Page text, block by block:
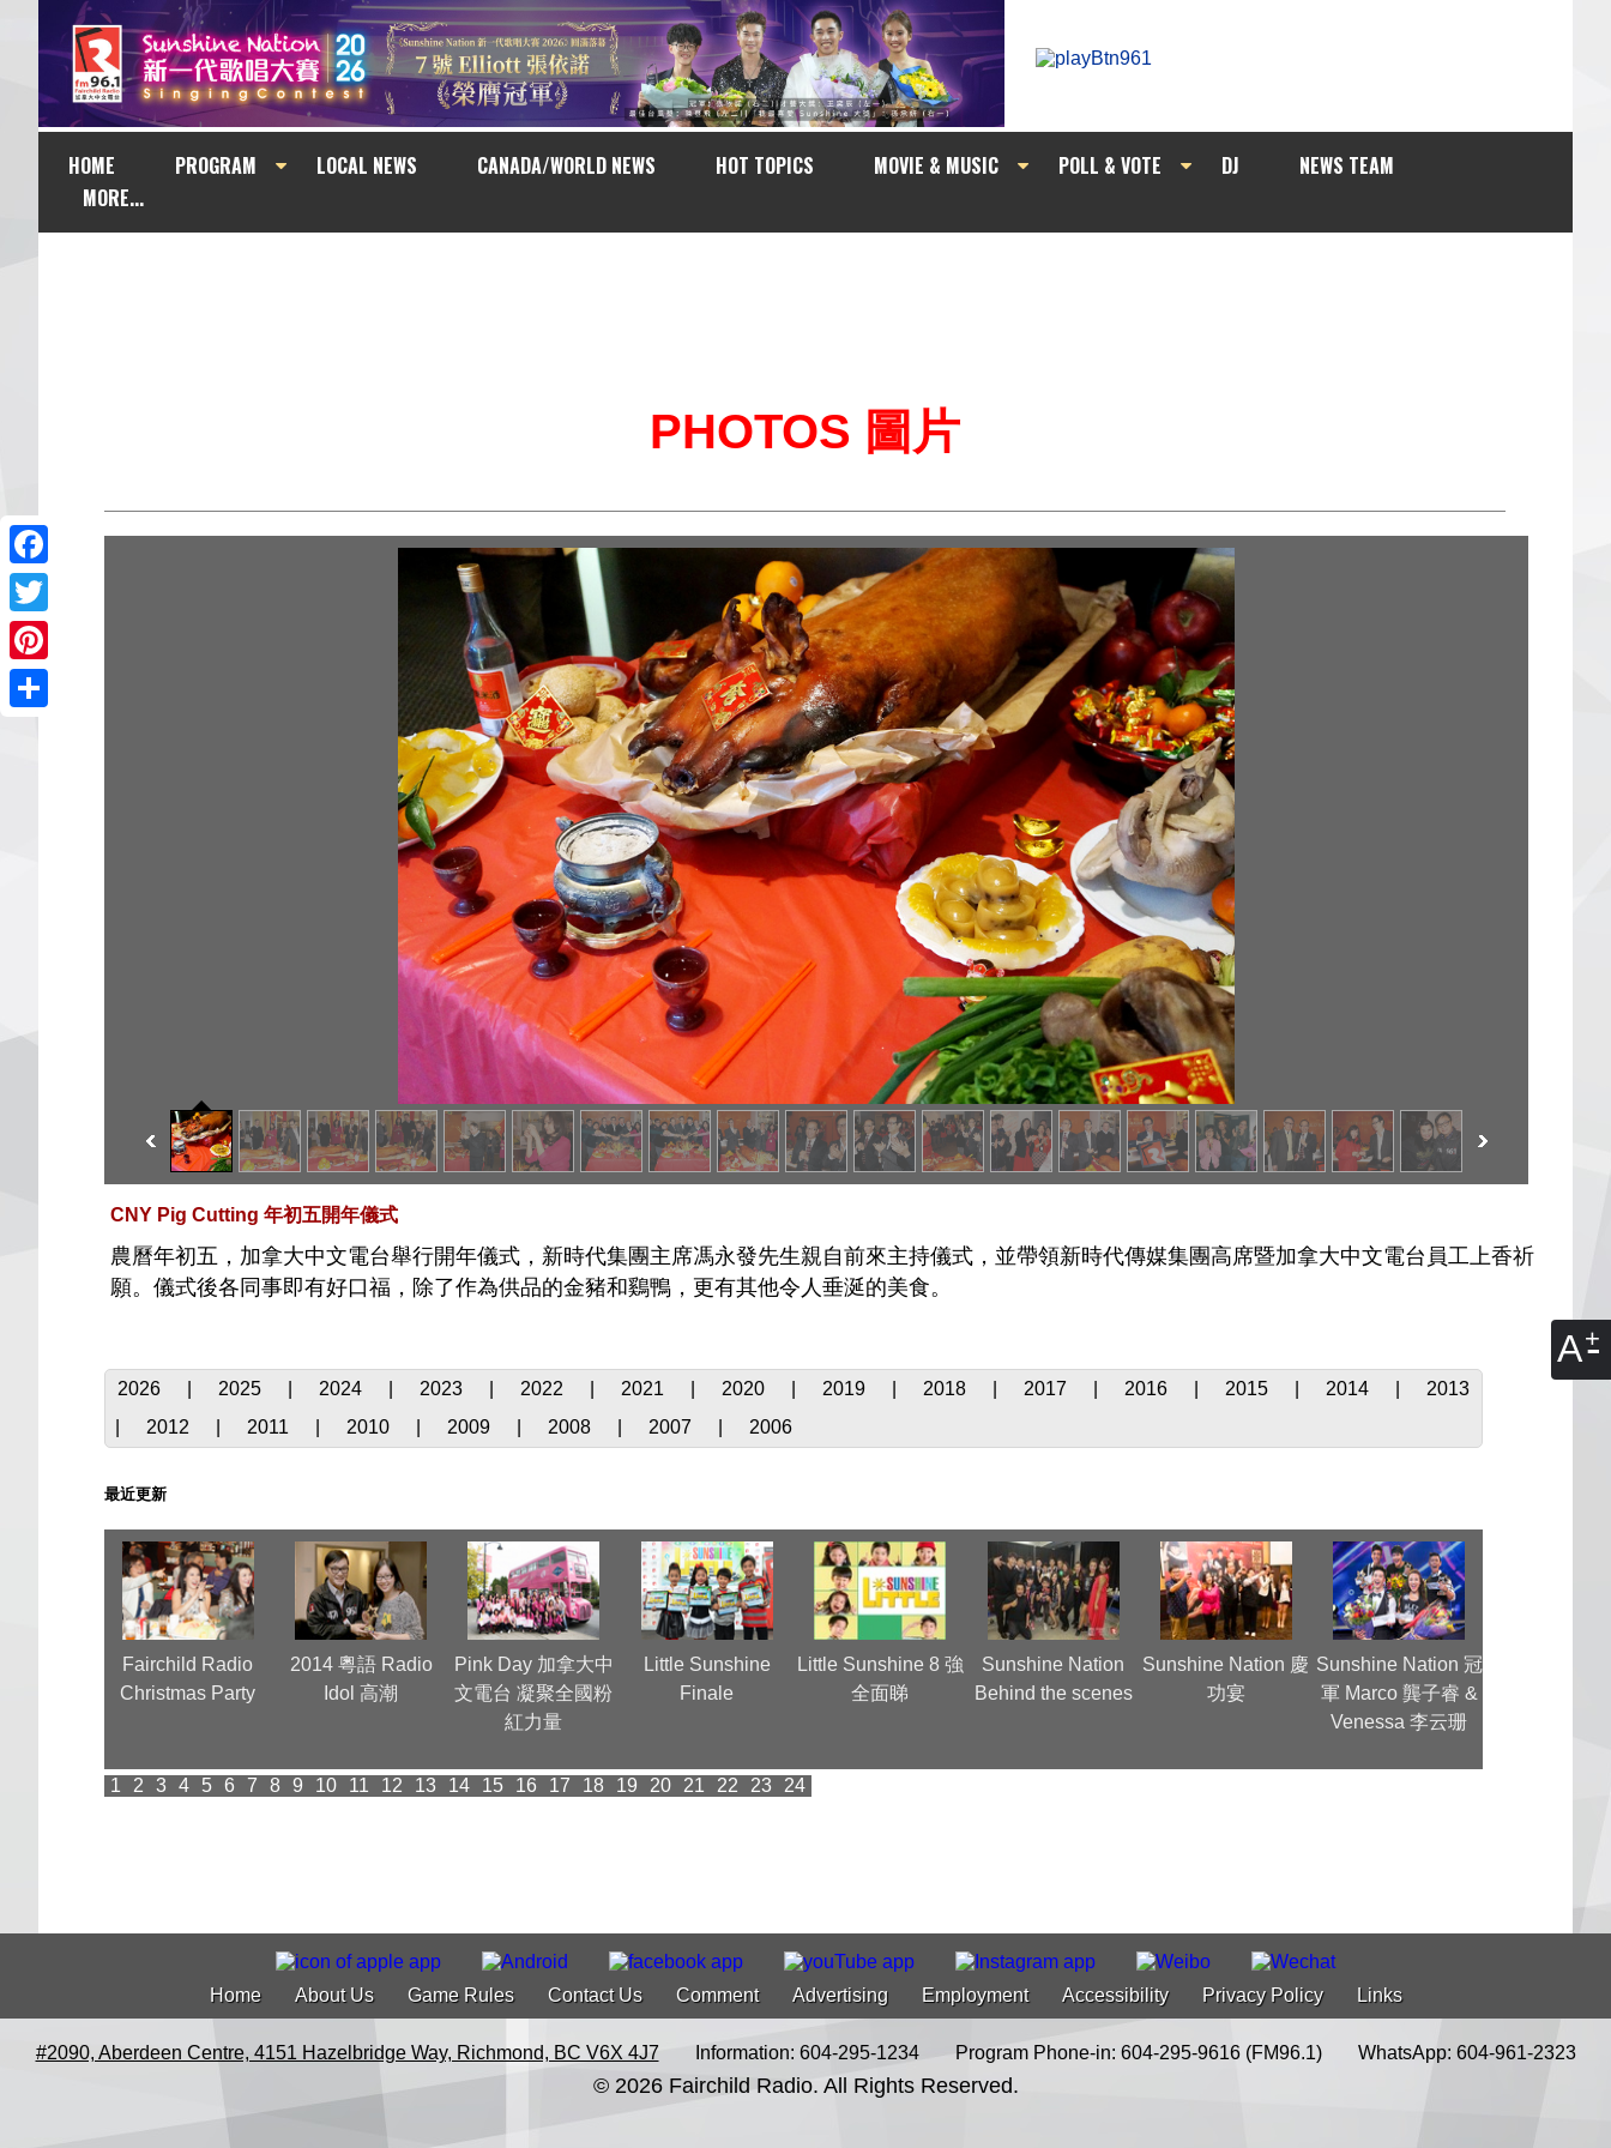
A
HOME PROGRAM LOCAL NEWS CANADA/WORLD NEWS HOT TOPICS MOVIE & MUSIC POLL & VOTE DJ
NEWS TEAM
MORE...
Facebook
Twitter
Pinterest
PHOTOS 圖片
CNY Pig Cutting 年初五開年儀式
農曆年初五，加拿大中文電台舉行開年儀式，新時代集團主席馮永發先生親自前來主持儀式，並帶領新時代傳媒集團高席暨加拿大中文電台員工上香祈
願。儀式後各同事即有好口福，除了作為供品的金豬和鷄鴨，更有其他令人垂涎的美食。
2026 2025 2024 2023 2022 2021 2020 2019 2018 2017 2016 2015 2014
2013
2012 2011 2010 2009 2008 2007 2006
最近更新
Fairchild Radio
Christmas Party
2014 粵語 Radio
Idol 高潮
Pink Day 加拿大中
文電台 凝聚全國粉
紅力量
Little Sunshine
Finale
Little Sunshine 8 強
全面睇
Sunshine Nation
Behind the scenes
Sunshine Nation 慶
功宴
Sunshine Nation 冠
軍 Marco 龔子睿 &
Venessa 李云珊
1 2 3 4 5 6 7 8 9 10 11 12 13 14 15 16 17 18 19 20 21 22 23 24
Home About Us Game Rules Contact Us Comment Advertising Employment Accessibility Privacy Policy Links
#2090, Aberdeen Centre, 4151 Hazelbridge Way, Richmond, BC V6X 4J7 Information: 604-295-1234 Program Phone-in: 604-295-9616 (FM96.1) WhatsApp: 604-961-2323
© 2026 Fairchild Radio. All Rights Reserved.